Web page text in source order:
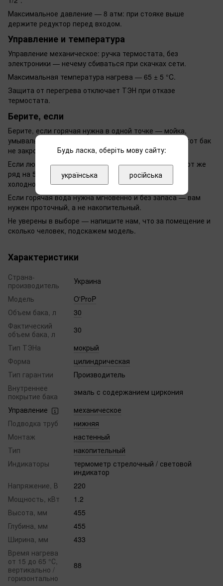
Максимальное давление — 8 атм: при стояке выше
держите редуктор перед входом.
Управление и температура
Управление механическое: ручка термостата, без
электроники — нечему сбиваться при скачках сети.
Максимальная температура нагрева — 65 ± 5 °C.
Защита от перегрева отключает ТЭН при отказе
термостата.
Берите, если
Берите, если горячая нужна в одной точке — мойка,
умывальник, дача на выходные. Полноценный душ этот бак
не закроет и не должен.
Если людей больше или нужна ванна — смотрите этот же
ряд на 50 л, переплата за объём меньше, чем цена
холодного утра.
Если горячая вода нужна мгновенно и без запаса — вам
нужен проточный, а не накопительный.
Не уверены в выборе — напишите нам, что за помещение и
сколько человек, подскажем модель.
Характеристики
Страна-
производитель
Украина
Модель
O'ProP
Объем бака, л
30
Фактический
объем бака, л
30
Тип ТЭНа
мокрый
Форма
цилиндрическая
Тип гарантии
Производитель
Внутреннее
покрытие бака
эмаль с содержанием циркония
Управление
механическое
Подводка труб
нижняя
Монтаж
настенный
Тип
накопительный
Индикаторы
термометр стрелочный / световой
индикатор
Напряжение, В
220
Мощность, кВт
1.2
Высота, мм
455
Глубина, мм
455
Ширина, мм
433
Время нагрева
от 15 до 65 °С,
вертикально /
горизонтально
88
Будь ласка, оберіть мову сайту:
українська російська